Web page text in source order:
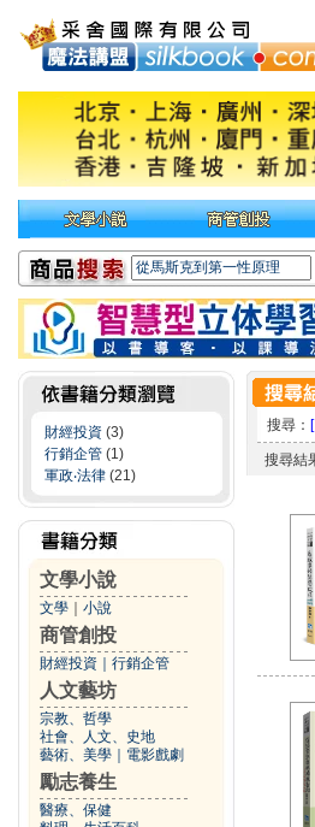
財經投資 (3)
行銷企管 (1)
軍政‧法律 (21)
文學小說
文學 小說
商管創投
財經投資 行銷企管
人文藝坊
宗教、哲學
社會、人文、史地
藝術、美學
電影戲劇
勵志養生
醫療、保健
搜尋：
搜尋結